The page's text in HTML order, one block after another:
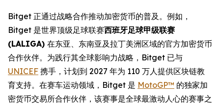
Bitget 正通过战略合作推动加密货币的普及。例如，
Bitget 是世界顶级足球联赛西班牙足球甲级联赛
(LALIGA) 在东亚、东南亚及拉丁美洲区域的官方加密货币
合作伙伴。为践行其全球影响力战略，Bitget 已与
UNICEF 携手，计划到 2027 年为 110 万人提供区块链教
育支持。在赛车运动领域，Bitget 是 MotoGP™ 的独家加
密货币交易所合作伙伴，该赛事是全球最激动人心的赛事之